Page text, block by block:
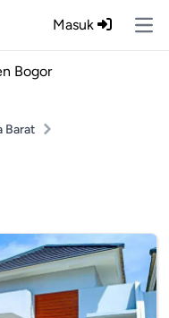
Masuk
Bogor
Barat